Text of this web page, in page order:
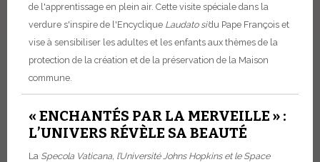
de l'apprentissage en plein air. Cette visite spéciale dans la
verdure s'inspire de l'Encyclique Laudato sì'du Pape François et
vise à sensibiliser les adultes et les enfants aux thèmes de la
protection de la création et de la préservation de la Maison
commune.
« ENCHANTÉS PAR LA MERVEILLE » :
L’UNIVERS RÉVÈLE SA BEAUTÉ
La Specola Vaticana, l’Université Johns Hopkins et le Space